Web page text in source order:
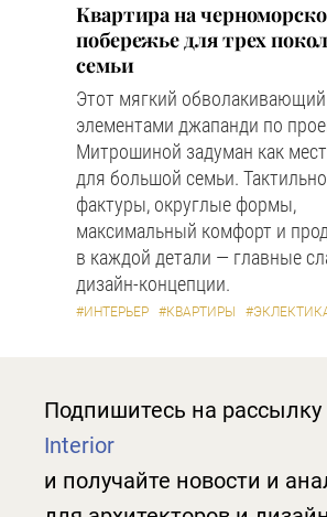
Квартира на
побережье для трех
семьи
Этот мягкий обволакивающий
элементами джапанди по
Митрошиной задуман как
для большой семьи.
фактуры, округлые формы,
максимальный комфорт и
в каждой детали — главные
дизайн-концепции.
#ИНТЕРЬЕР #КВАРТИРЫ
Подпишитесь на рассылку
Interior
и получайте новости и